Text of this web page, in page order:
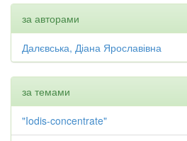
за авторами
Далєвська, Діана Ярославівна
за темами
"Iodis-concentrate"